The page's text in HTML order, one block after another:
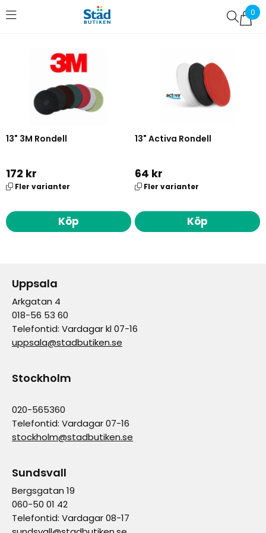
0
Favoriter (0)
13" 3M Rondell
172 kr
Fler varianter
Köp
13" Activa Rondell
64 kr
Fler varianter
Köp
Uppsala
Arkgatan 4
018-56 53 60
Telefontid: Vardagar kl 07-16
uppsala@stadbutiken.se
Stockholm
020-565360
Telefontid: Vardagar 07-16
stockholm@stadbutiken.se
Sundsvall
Bergsgatan 19
060-50 01 42
Telefontid: Vardagar 08-17